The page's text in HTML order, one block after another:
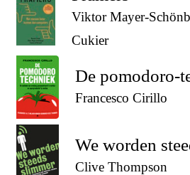
Viktor Mayer-
Cukier
De pomodoro-
Francesco Cirillo
We worden
Clive Thompson